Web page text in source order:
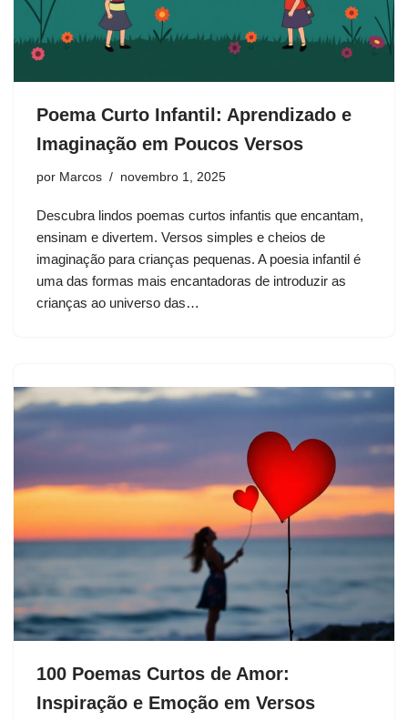
Poema Curto Infantil: Aprendizado e
Imaginação em Poucos Versos
por Marcos novembro 1, 2025
Descubra lindos poemas curtos infantis que encantam,
ensinam e divertem. Versos simples e cheios de
imaginação para crianças pequenas. A poesia infantil é
uma das formas mais encantadoras de introduzir as
crianças ao universo das…
100 Poemas Curtos de Amor:
Inspiração e Emoção em Versos